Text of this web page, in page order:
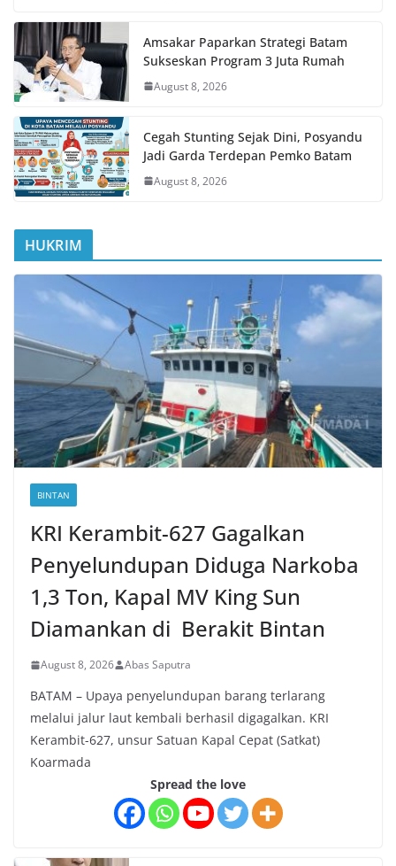
Amsakar Paparkan Strategi Batam
Sukseskan Program 3 Juta Rumah
August 8, 2026
Cegah Stunting Sejak Dini, Posyandu
Jadi Garda Terdepan Pemko Batam
August 8, 2026
HUKRIM
BINTAN
KRI Kerambit-627 Gagalkan
Penyelundupan Diduga Narkoba
1,3 Ton, Kapal MV King Sun
Diamankan di Berakit Bintan
August 8, 2026 Abas Saputra
BATAM – Upaya penyelundupan barang terlarang
melalui jalur laut kembali berhasil digagalkan. KRI
Kerambit-627, unsur Satuan Kapal Cepat (Satkat)
Koarmada
Spread the love